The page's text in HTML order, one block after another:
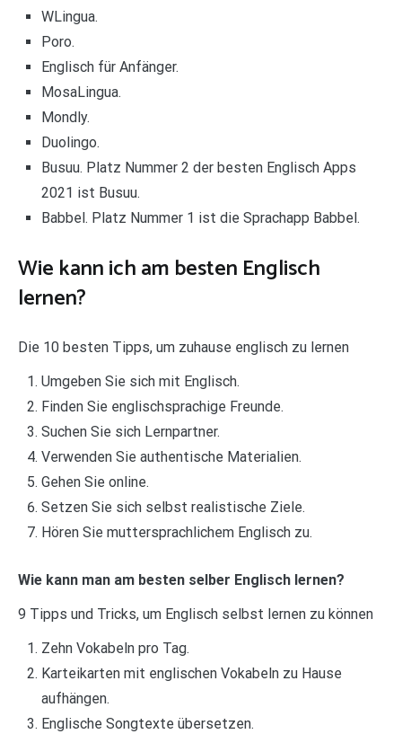
WLingua.
Poro.
Englisch für Anfänger.
MosaLingua.
Mondly.
Duolingo.
Busuu. Platz Nummer 2 der besten Englisch Apps
2021 ist Busuu.
Babbel. Platz Nummer 1 ist die Sprachapp Babbel.
Wie kann ich am besten Englisch
lernen?
Die 10 besten Tipps, um zuhause englisch zu lernen
Umgeben Sie sich mit Englisch.
Finden Sie englischsprachige Freunde.
Suchen Sie sich Lernpartner.
Verwenden Sie authentische Materialien.
Gehen Sie online.
Setzen Sie sich selbst realistische Ziele.
Hören Sie muttersprachlichem Englisch zu.
Wie kann man am besten selber Englisch lernen?
9 Tipps und Tricks, um Englisch selbst lernen zu können
Zehn Vokabeln pro Tag.
Karteikarten mit englischen Vokabeln zu Hause
aufhängen.
Englische Songtexte übersetzen.